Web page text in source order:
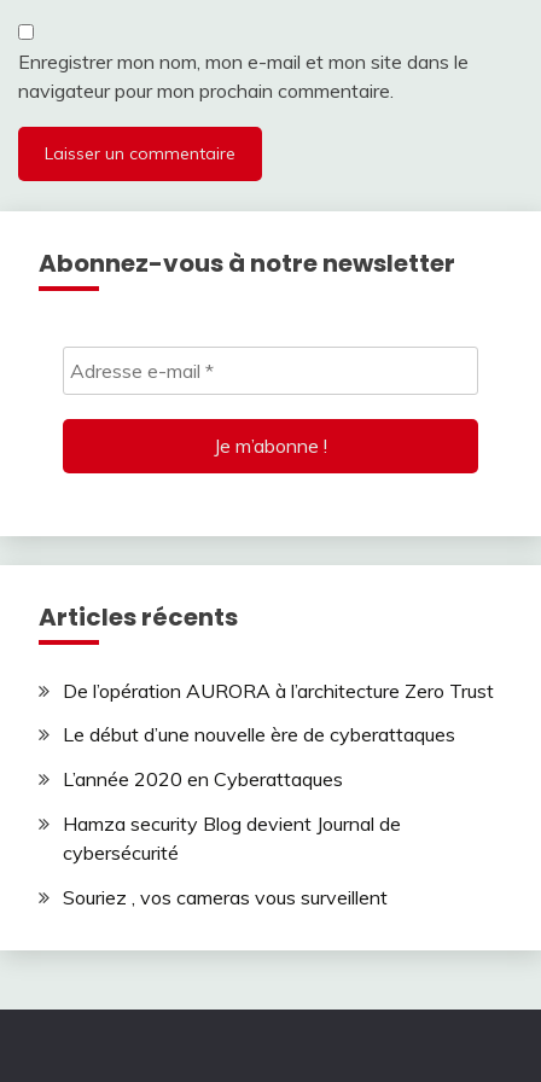
Enregistrer mon nom, mon e-mail et mon site dans le
navigateur pour mon prochain commentaire.
Abonnez-vous à notre newsletter
Articles récents
De l’opération AURORA à l’architecture Zero Trust
Le début d’une nouvelle ère de cyberattaques
L’année 2020 en Cyberattaques
Hamza security Blog devient Journal de
cybersécurité
Souriez , vos cameras vous surveillent